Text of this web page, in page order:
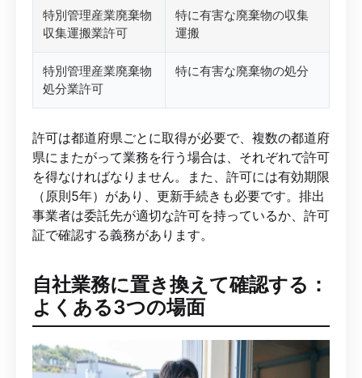
特別管理産業廃棄物
収集運搬業許可
特に有害な廃棄物の収集
運搬
特別管理産業廃棄物
処分業許可
特に有害な廃棄物の処分
許可は都道府県ごとに取得が必要で、複数の都道府
県にまたがって業務を行う場合は、それぞれで許可
を得なければなりません。また、許可には有効期限
（原則5年）があり、更新手続きも必要です。排出
事業者は委託先が適切な許可を持っているか、許可
証で確認する義務があります。
自社業務に置き換えて確認する：
よくある3つの場面